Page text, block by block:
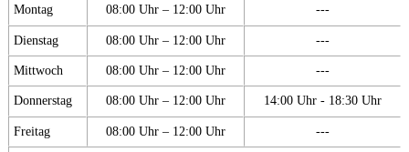
Montag 08:00 Uhr – 12:00 Uhr ---
Dienstag 08:00 Uhr – 12:00 Uhr ---
Mittwoch 08:00 Uhr – 12:00 Uhr ---
Donnerstag 08:00 Uhr – 12:00 Uhr 14:00 Uhr - 18:30 Uhr
Freitag 08:00 Uhr – 12:00 Uhr ---